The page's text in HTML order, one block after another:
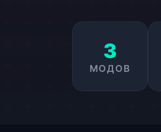
3
МОДОВ